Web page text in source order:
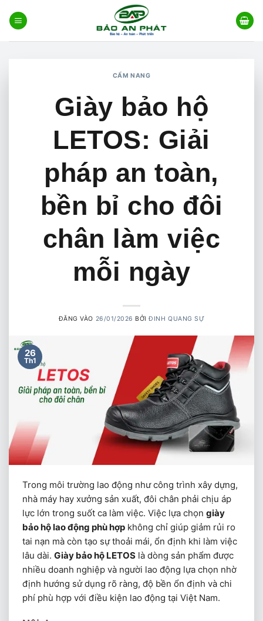
qua
CẨM NANG
Giày bảo hộ
LETOS: Giải
pháp an toàn,
bền bỉ cho đôi
chân làm việc
mỗi ngày
ĐĂNG VÀO 26/01/2026 BỞIĐINH QUANG SỰ
26
Th1
Trong môi trường lao động như công trình xây dựng,
nhà máy hay xưởng sản xuất, đôi chân phải chịu áp
lực lớn trong suốt ca làm việc. Việc lựa chọn giày
bảo hộ lao động phù hợpkhông chỉ giúp giảm rủi ro
tai nạn mà còn tạo sự thoải mái, ổn định khi làm việc
lâu dài. Giày bảo hộ LETOSlà dòng sản phẩm được
nhiều doanh nghiệp và người lao động lựa chọn nhờ
định hướng sử dụng rõ ràng, độ bền ổn định và chi
phí phù hợp với điều kiện lao động tại Việt Nam.